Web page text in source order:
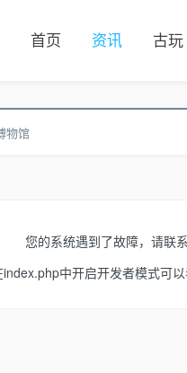
首页 资讯 古玩
物馆
您的系统遇到了故障，请联
index.php中开启开发者模式可